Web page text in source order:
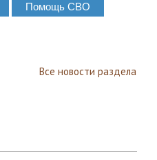
Помощь СВО
Все новости раздела